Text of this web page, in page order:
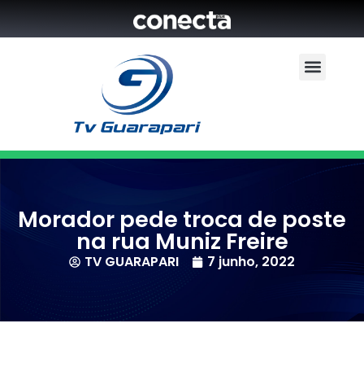
Morador pede troca de poste
na rua Muniz Freire
TV GUARAPARI 7 junho, 2022